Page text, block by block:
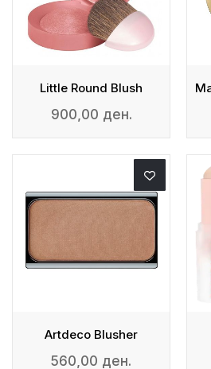
Little Round Blush
900,00 ден.
Artdeco Blusher
560,00 ден.